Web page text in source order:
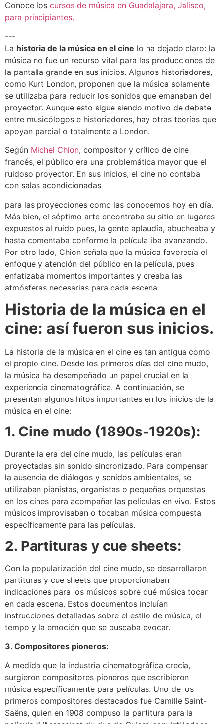
Conoce los cursos de música en Guadalajara, Jalisco,
para principiantes.
---
La historia de la música en el cine lo ha dejado claro: la
música no fue un recurso vital para las producciones de
la pantalla grande en sus inicios. Algunos historiadores,
como Kurt London, proponen que la música solamente
se utilizaba para reducir los sonidos que emanaban del
proyector. Aunque esto sigue siendo motivo de debate
entre musicólogos e historiadores, hay otras teorías que
apoyan parcial o totalmente a London.
Según Michel Chion, compositor y crítico de cine
francés, el público era una problemática mayor que el
ruidoso proyector. En sus inicios, el cine no contaba
con salas acondicionadas
para las proyecciones como las conocemos hoy en día.
Más bien, el séptimo arte encontraba su sitio en lugares
expuestos al ruido pues, la gente aplaudía, abucheaba y
hasta comentaba conforme la película iba avanzando.
Por otro lado, Chion señala que la música favorecía el
enfoque y atención del público en la película, pues
enfatizaba momentos importantes y creaba las
atmósferas necesarias para cada escena.
Historia de la música en el
cine: así fueron sus inicios.
La historia de la música en el cine es tan antigua como
el propio cine. Desde los primeros días del cine mudo,
la música ha desempeñado un papel crucial en la
experiencia cinematográfica. A continuación, se
presentan algunos hitos importantes en los inicios de la
música en el cine:
1. Cine mudo (1890s-1920s):
Durante la era del cine mudo, las películas eran
proyectadas sin sonido sincronizado. Para compensar
la ausencia de diálogos y sonidos ambientales, se
utilizaban pianistas, organistas o pequeñas orquestas
en los cines para acompañar las películas en vivo. Estos
músicos improvisaban o tocaban música compuesta
específicamente para las películas.
2. Partituras y cue sheets:
Con la popularización del cine mudo, se desarrollaron
partituras y cue sheets que proporcionaban
indicaciones para los músicos sobre qué música tocar
en cada escena. Estos documentos incluían
instrucciones detalladas sobre el estilo de música, el
tempo y la emoción que se buscaba evocar.
3. Compositores pioneros:
A medida que la industria cinematográfica crecía,
surgieron compositores pioneros que escribieron
música específicamente para películas. Uno de los
primeros compositores destacados fue Camille Saint-
Saëns, quien en 1908 compuso la partitura para la